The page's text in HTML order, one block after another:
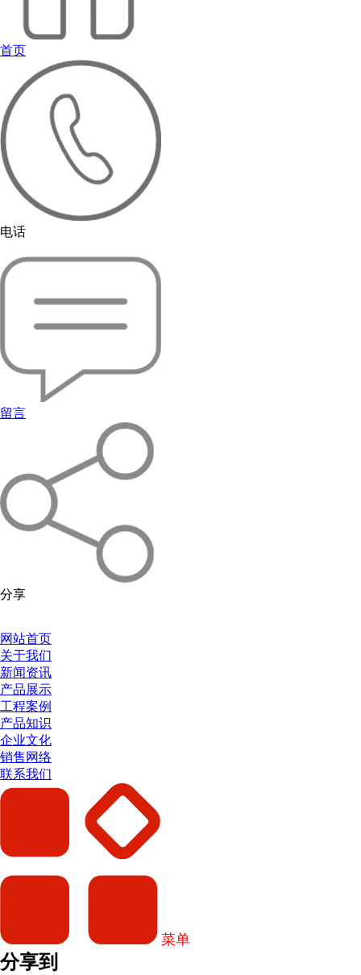
首页
电话
留言
分享
网站首页
关于我们
新闻资讯
产品展示
工程案例
产品知识
企业文化
销售网络
联系我们
菜单
分享到